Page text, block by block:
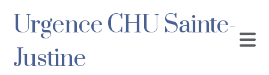
Urgence CHU Sainte-
Justine